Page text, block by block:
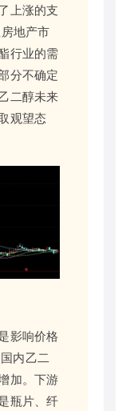
上涨的支
地产市
行业的需
分不确定
二醇未来
观望态
影响价格
内乙二
加。下游
瓶片、纤